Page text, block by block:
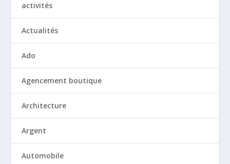
activités
Actualités
Ado
Agencement boutique
Architecture
Argent
Automobile